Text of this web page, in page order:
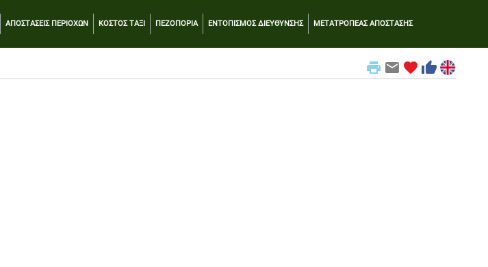
ΑΠΟΣΤΑΣΕΙΣ ΠΕΡΙΟΧΩΝ ΚΟΣΤΟΣ ΤΑΞΙ ΠΕΖΟΠΟΡΙΑ ΕΝΤΟΠΙΣΜΟΣ ΔΙΕΥΘΥΝΣΗΣ ΜΕΤΑΤΡΟΠΕΑΣ ΑΠΟΣΤΑΣΗΣ
print email favorite thumb_up